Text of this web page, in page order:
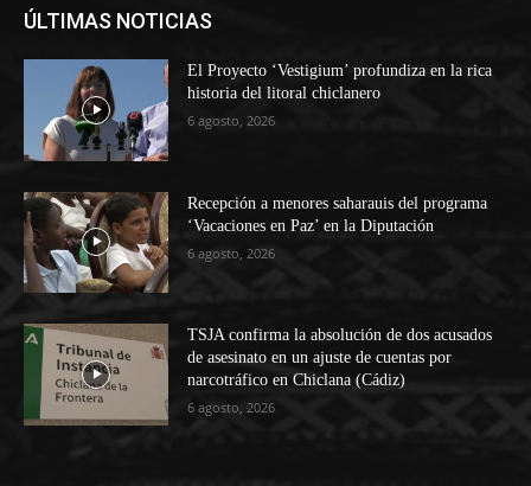
ÚLTIMAS NOTICIAS
El Proyecto ‘Vestigium’ profundiza en la rica
historia del litoral chiclanero
6 agosto, 2026
Recepción a menores saharauis del programa
‘Vacaciones en Paz’ en la Diputación
6 agosto, 2026
TSJA confirma la absolución de dos acusados
de asesinato en un ajuste de cuentas por
narcotráfico en Chiclana (Cádiz)
6 agosto, 2026